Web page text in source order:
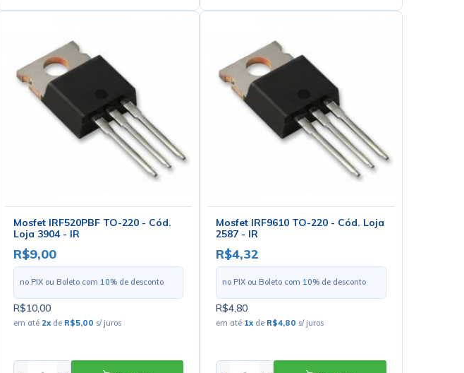
Mosfet IRF520PBF TO-220 - Cód.
Loja 3904 - IR
R$9,00
no PIX ou Boleto com 10% de desconto
R$10,00
em até 2xde R$5,00 s/ juros
Mosfet IRF9610 TO-220 - Cód. Loja
2587 - IR
R$4,32
no PIX ou Boleto com 10% de desconto
R$4,80
em até 1x de R$4,80 s/ juros